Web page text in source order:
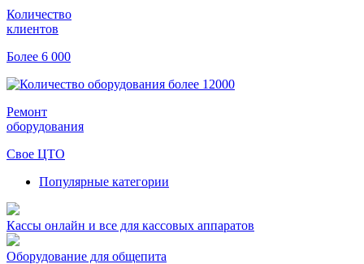
Количество
клиентов
Более 6 000
Ремонт
оборудования
Свое ЦТО
Популярные категории
Кассы онлайн и все для кассовых аппаратов
Оборудование для общепита